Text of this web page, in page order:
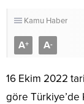
Kamu Haber
A+ A-
16 Ekim 2022
göre Türkiye’de